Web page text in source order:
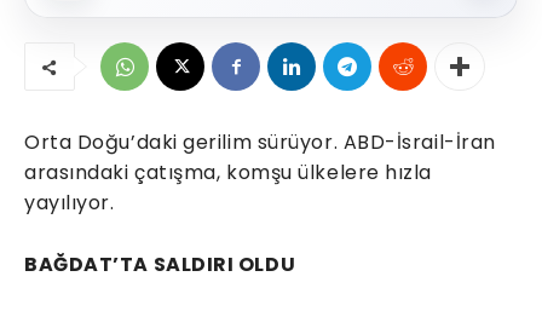
Orta Doğu’daki gerilim sürüyor. ABD-İsrail-İran
arasındaki çatışma, komşu ülkelere hızla
yayılıyor.
BAĞDAT’TA SALDIRI OLDU